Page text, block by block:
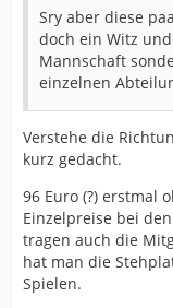
Sry aber diese
doch ein Witz
Mannschaft
einzelnen
Verstehe die
kurz gedacht.
96 Euro (?) erstmal
Einzelpreise bei
tragen auch die
hat man die
Spielen.